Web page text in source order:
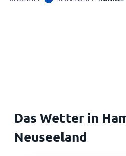
Das Wetter in
Neuseeland